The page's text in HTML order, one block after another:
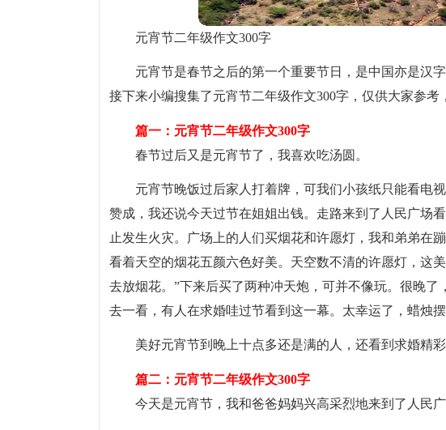
元宵节二年级作文300字
元宵节是春节之后的第一个重要节日，是中国亦是汉
接下来小编搜集了元宵节二年级作文300字，仅供大家参考
篇一：元宵节二年级作文300字
春节过后又是元宵节了，我喜欢吃汤圆。
元宵节晚饭过后家人打着牌，可我们小孩纸只能看电
赞成，我还说今天过节在姐姐出钱。走路来到了人民广场
止发生火灾。广场上的人们买烟花和许愿灯，我和弟弟在
看着天空的烟花五颜六色好美。天空数不清的许愿灯，这
去放烟花。”下来后买了两种冲天炮，可并不像玩。很晚
去一看，有人在求婚哇过节看到这一幕。太幸运了，蜡
美好元宵节到晚上十点多还是满的人，还看到求婚精彩
篇二：元宵节二年级作文300字
今天是元宵节，我和爸爸妈妈兴高采烈地来到了人民